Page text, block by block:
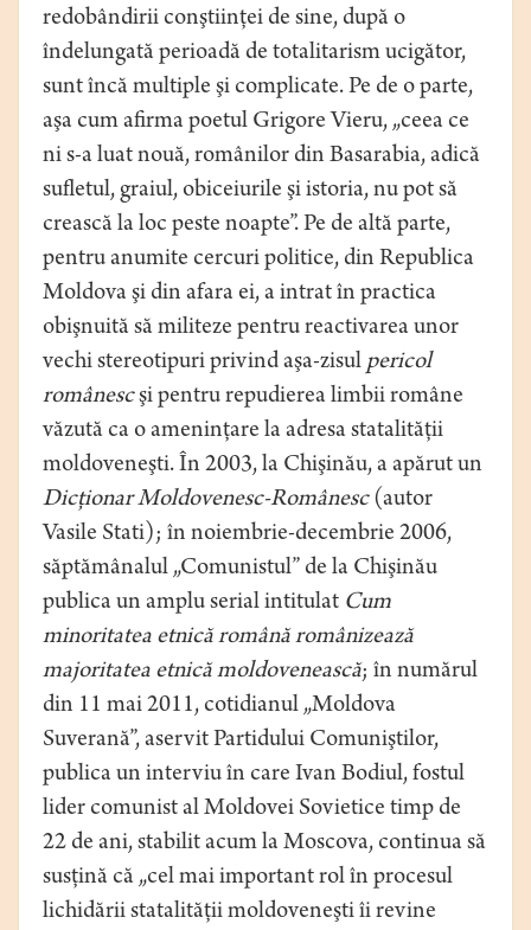
redobândirii conştiinţei de sine, după o
îndelungată perioadă de totalitarism ucigător,
sunt încă multiple şi complicate. Pe de o parte,
aşa cum afirma poetul Grigore Vieru, „ceea ce
ni s-a luat nouă, românilor din Basarabia, adică
sufletul, graiul, obiceiurile şi istoria, nu pot să
crească la loc peste noapte”. Pe de altă parte,
pentru anumite cercuri politice, din Republica
Moldova şi din afara ei, a intrat în practica
obişnuită să militeze pentru reactivarea unor
vechi stereotipuri privind aşa-zisul pericol
românescşi pentru repudierea limbii române
văzută ca o ameninţare la adresa statalităţii
moldoveneşti. În 2003, la Chişinău, a apărut un
Dicţionar Moldovenesc-Românesc(autor
Vasile Stati); în noiembrie-decembrie 2006,
săptămânalul „Comunistul” de la Chişinău
publica un amplu serial intitulat Cum
minoritatea etnică română românizează
majoritatea etnică moldovenească; în numărul
din 11 mai 2011, cotidianul „Moldova
Suverană”, aservit Partidului Comuniştilor,
publica un interviu în care Ivan Bodiul, fostul
lider comunist al Moldovei Sovietice timp de
22 de ani, stabilit acum la Moscova, continua să
susţină că „cel mai important rol în procesul
lichidării statalităţii moldoveneşti îi revine